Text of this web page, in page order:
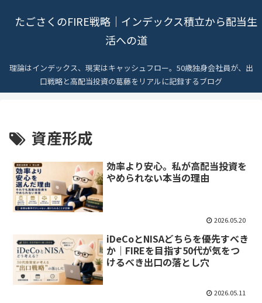
たごさくのFIRE戦略｜インデックス積立から配当生
活への道
理論はインデックス、現実はキャッシュフロー。50歳独身会社員が、出
口戦略と高配当投資の葛藤をリアルに記録するブログ
資産形成
効率より安心。私が高配当投資を
やめられない本当の理由
2026.05.20
iDeCoとNISAどちらを優先すべき
か｜FIREを目指す50代が気をつ
けるべき出口の落とし穴
2026.05.11